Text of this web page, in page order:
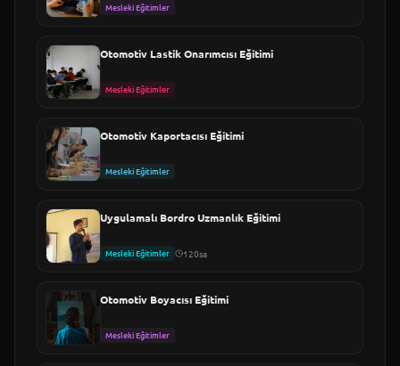
Mesleki Eğitimler
Otomotiv Lastik Onarımcısı Eğitimi
Mesleki Eğitimler
Otomotiv Kaportacısı Eğitimi
Mesleki Eğitimler
Uygulamalı Bordro Uzmanlık Eğitimi
Mesleki Eğitimler 120sa
Otomotiv Boyacısı Eğitimi
Mesleki Eğitimler